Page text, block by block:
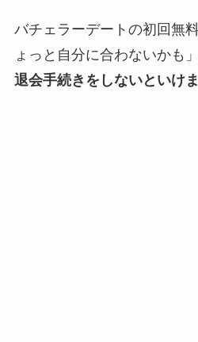
バチェラーデートの初回無
ょっと自分に合わないかも
退会手続きをしないといけま